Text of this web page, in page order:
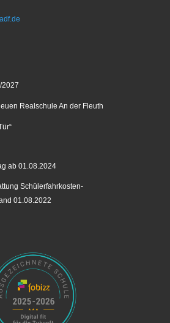
2027
Realschule An der Fleuth
ab 01.08.2024
Schülerfahrkosten-
01.08.2022